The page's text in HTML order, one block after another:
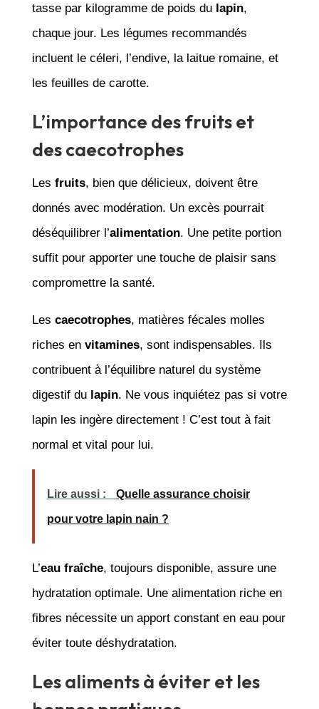
tasse par kilogramme de poids du lapin,
chaque jour. Les légumes recommandés
incluent le céleri, l’endive, la laitue romaine, et
les feuilles de carotte.
L’importance des fruits et
des caecotrophes
Les fruits, bien que délicieux, doivent être
donnés avec modération. Un excès pourrait
déséquilibrer l’alimentation. Une petite portion
suffit pour apporter une touche de plaisir sans
compromettre la santé.
Les caecotrophes, matières fécales molles
riches en vitamines, sont indispensables. Ils
contribuent à l’équilibre naturel du système
digestif du lapin. Ne vous inquiétez pas si votre
lapin les ingère directement ! C’est tout à fait
normal et vital pour lui.
Lire aussi : Quelle assurance choisir
pour votre lapin nain ?
L’eau fraîche, toujours disponible, assure une
hydratation optimale. Une alimentation riche en
fibres nécessite un apport constant en eau pour
éviter toute déshydratation.
Les aliments à éviter et les